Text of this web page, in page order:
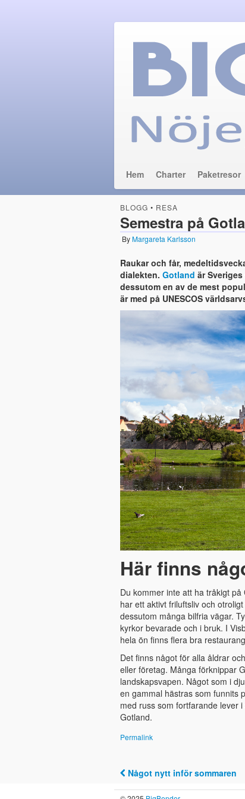
BigBender
Nöje, musik, resa och
Hem Charter Paketresor
BLOGG • RESA
Semestra på
ByMargareta Karlsson
Raukar och får,
dialekten. Gotland är
dessutom en av de mest
är med på UNESCOS
Här finns
Du kommer inte att ha tråkigt
har ett aktivt friluftsliv och
dessutom många bilfria vägar.
kyrkor bevarade och i bruk. I
hela ön finns flera bra
Det finns något för alla åldrar
eller företag. Många förknippar
landskapsvapen. Något som i
en gammal hästras som funnits
med russ som fortfarande lever
Gotland.
Permalink
Post navigation
Något nytt inför sommaren